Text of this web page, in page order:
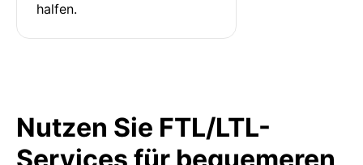
halfen.
Nutzen Sie FTL/LTL-